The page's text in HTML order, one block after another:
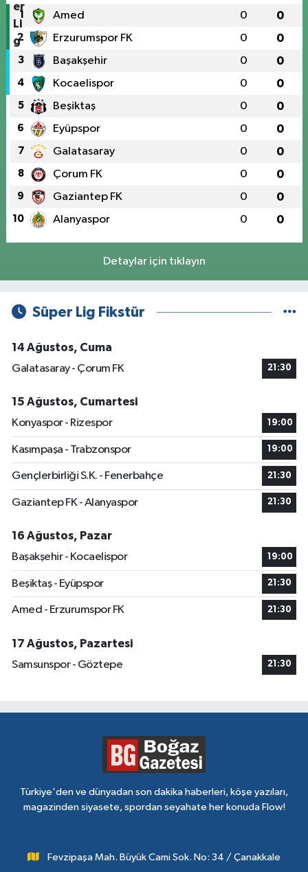
1 Amed 0 0
2 Erzurumspor FK 0 0
3 Başakşehir 0 0
4 Kocaelispor 0 0
5 Beşiktaş 0 0
6 Eyüpspor 0 0
7 Galatasaray 0 0
8 Çorum FK 0 0
9 Gaziantep FK 0 0
10 Alanyaspor 0 0
Detaylar için tıklayın
Süper Lig Fikstür
14 Ağustos, Cuma
Galatasaray - Çorum FK
21:30
15 Ağustos, Cumartesi
Konyaspor - Rizespor
19:00
Kasımpaşa - Trabzonspor 19:00
Gençlerbirliği S.K. - Fenerbahçe 21:30
Gaziantep FK - Alanyaspor 21:30
16 Ağustos, Pazar
Başakşehir - Kocaelispor
19:00
Beşiktaş - Eyüpspor 21:30
Amed - Erzurumspor FK 21:30
17 Ağustos, Pazartesi
Samsunspor - Göztepe
21:30
Türkiye'den ve dünyadan son dakika haberleri, köşe yazıları,
magazinden siyasete, spordan seyahate her konuda Flow!
Fevzipaşa Mah. Büyük Cami Sok. No: 34 / Çanakkale